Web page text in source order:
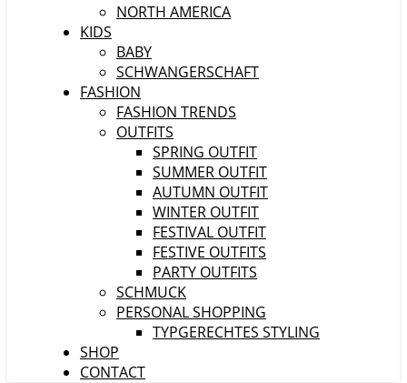
NORTH AMERICA
KIDS
BABY
SCHWANGERSCHAFT
FASHION
FASHION TRENDS
OUTFITS
SPRING OUTFIT
SUMMER OUTFIT
AUTUMN OUTFIT
WINTER OUTFIT
FESTIVAL OUTFIT
FESTIVE OUTFITS
PARTY OUTFITS
SCHMUCK
PERSONAL SHOPPING
TYPGERECHTES STYLING
SHOP
CONTACT